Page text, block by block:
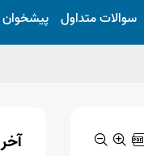
سوالات متداول پیشخوان